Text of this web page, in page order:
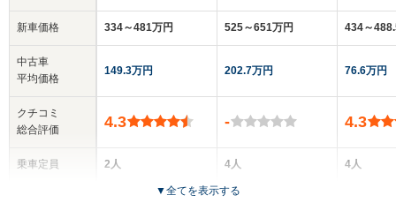
新車価格
中古車
平均価格
クチコミ
総合評価
乗車定員
334～481万円
149.3万円
4.3
2人
525～651万円
202.7万円
-
4人
2ドア
434～
76.6万円
4.3
4人
▼全てを表示する